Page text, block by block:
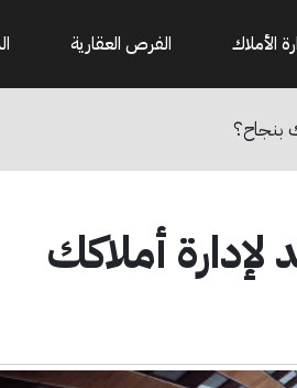
الأملاك الفرص العقارية
بنجاح؟
أملاكك